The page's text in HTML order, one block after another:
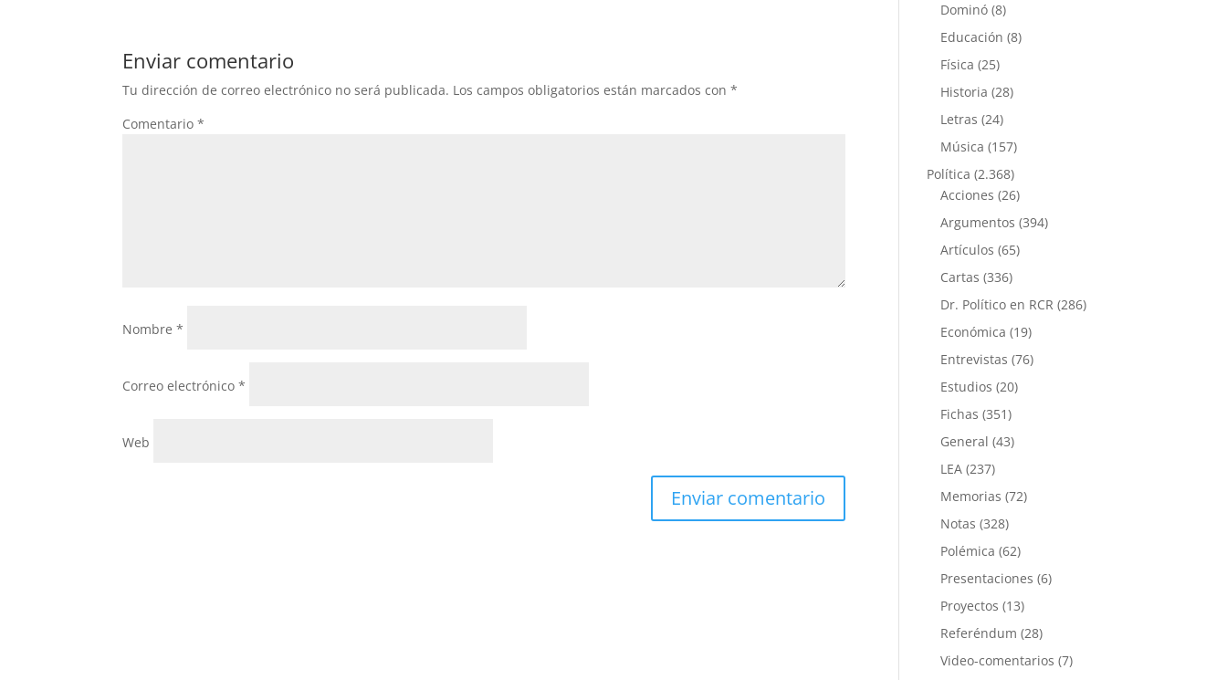
Enviar comentario
Tu dirección de correo electrónico no será publicada. Los campos obligatorios están marcados con*
Comentario*
Nombre*
Correo electrónico*
Web
Dominó (8)
Educación (8)
Física (25)
Historia (28)
Letras (24)
Música (157)
Política (2.368)
Acciones (26)
Argumentos (394)
Artículos (65)
Cartas (336)
Dr. Político en RCR (286)
Económica (19)
Entrevistas (76)
Estudios (20)
Fichas (351)
General (43)
LEA (237)
Memorias (72)
Notas (328)
Polémica (62)
Presentaciones (6)
Proyectos (13)
Referéndum (28)
Video-comentarios (7)